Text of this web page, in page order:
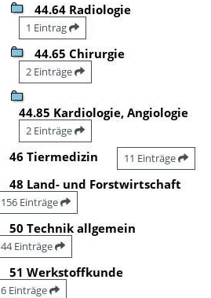
44.64 Radiologie
1 Eintrag
44.65 Chirurgie
2 Einträge
44.85 Kardiologie, Angiologie
2 Einträge
46 Tiermedizin 11 Einträge
48 Land- und Forstwirtschaft
156 Einträge
50 Technik allgemein
44 Einträge
51 Werkstoffkunde
6 Einträge